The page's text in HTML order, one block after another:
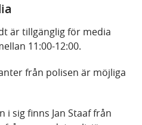
är tillgänglig för media
11:00-12:00.
från polisen är möjliga
sig finns Jan Staaf från